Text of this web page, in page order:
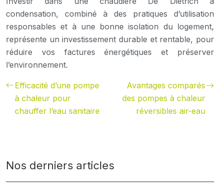
condensation, combiné à des pratiques d’utilisation
responsables et à une bonne isolation du logement,
représente un investissement durable et rentable, pour
réduire vos factures énergétiques et préserver
l’environnement.
Efficacité d’une pompe
à chaleur pour
chauffer l’eau sanitaire
Avantages comparés
des pompes à chaleur
réversibles air-eau
Nos derniers articles